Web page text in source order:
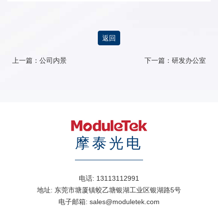
返回
上一篇： 公司内景 下一篇： 研发办公室
摩泰光电
电话: 13113112991
地址: 东莞市塘厦镇蛟乙塘银湖工业区银湖路5号
电子邮箱: sales@moduletek.com